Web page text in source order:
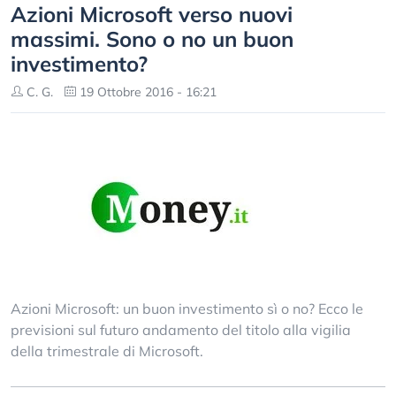
Azioni Microsoft verso nuovi
massimi. Sono o no un buon
investimento?
C. G. 19 Ottobre 2016 - 16:21
Azioni Microsoft: un buon investimento sì o no? Ecco le
previsioni sul futuro andamento del titolo alla vigilia
della trimestrale di Microsoft.